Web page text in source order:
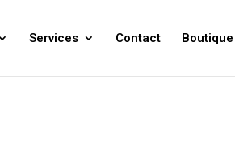
Services Contact Boutique